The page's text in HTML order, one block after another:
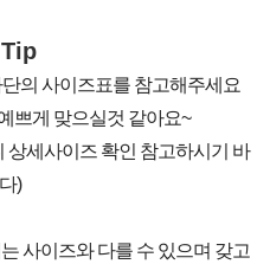
의 사이즈표를 참고해주세요
쁘게 맞으실것 같아요~
상세사이즈 확인 참고하시기 바
)
사이즈와 다를 수 있으며 갖고